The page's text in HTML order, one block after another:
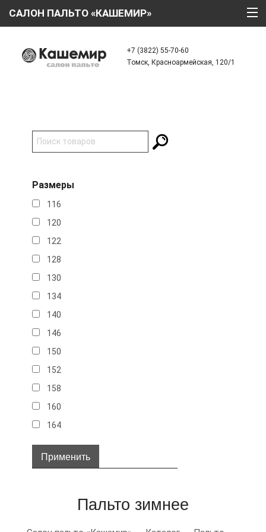
+7 (3822) 55-70-60
Томск, Красноармейская, 120/1
САЛОН ПАЛЬТО «КАШЕМИР»
О КОМПАНИИ
АКЦИИ
КОНТАКТЫ
Размеры
116
120
122
128
130
134
140
146
150
152
158
160
164
32
34
Пальто зимнее